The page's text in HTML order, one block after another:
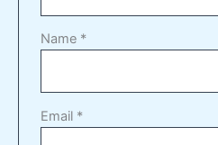
Name *
Email *